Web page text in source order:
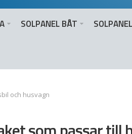
SOLPANEL BÅT
och husvagn